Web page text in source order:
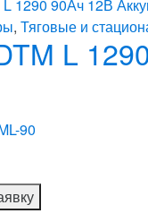
, Тяговые и
L
90